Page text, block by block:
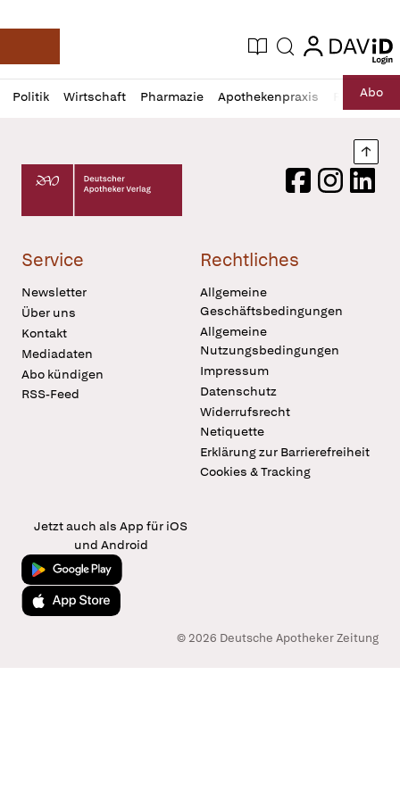
Deutsche Apotheker Zeitung
Aktuelle Ausgabe
Suche login
login
Politik Wirtschaft Pharmazie Apothekenpraxis RechtAbo
Profil
öffnen
Daz
Pur
Deutscher Apotheker Verlag Logo
FacebookInstagram
Service
Newsletter
Über uns
Kontakt
Mediadaten
Abo kündigen
RSS-Feed
Rechtliches
Allgemeine
Geschäftsbedingungen
Allgemeine
Nutzungsbedingungen
Impressum
Datenschutz
Widerrufsrecht
Netiquette
Erklärung zur Barrierefreiheit
Cookies & Tracking
Jetzt auch als App für iOS
und Android
Jetzt bei Google Play
Laden im App Store
© 2026 Deutsche Apotheker Zeitung